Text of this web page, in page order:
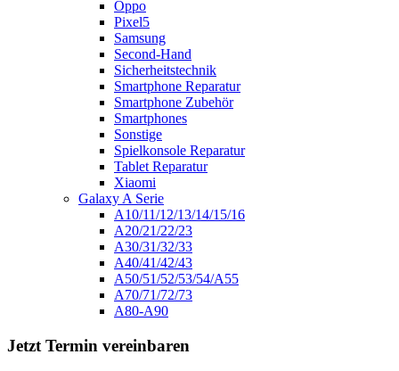
Oppo
Pixel5
Samsung
Second-Hand
Sicherheitstechnik
Smartphone Reparatur
Smartphone Zubehör
Smartphones
Sonstige
Spielkonsole Reparatur
Tablet Reparatur
Xiaomi
Galaxy A Serie
A10/11/12/13/14/15/16
A20/21/22/23
A30/31/32/33
A40/41/42/43
A50/51/52/53/54/A55
A70/71/72/73
A80-A90
Jetzt Termin vereinbaren